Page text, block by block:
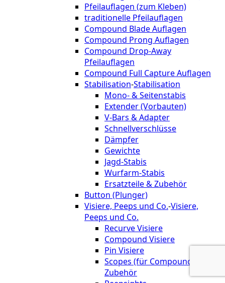
Pfeilauflagen (zum Kleben)
traditionelle Pfeilauflagen
Compound Blade Auflagen
Compound Prong Auflagen
Compound Drop-Away
Pfeilauflagen
Compound Full Capture Auflagen
Stabilisation-Stabilisation
Mono- & Seitenstabis
Extender (Vorbauten)
V-Bars & Adapter
Schnellverschlüsse
Dämpfer
Gewichte
Jagd-Stabis
Wurfarm-Stabis
Ersatzteile & Zubehör
Button (Plunger)
Visiere, Peeps und Co.-Visiere,
Peeps und Co.
Recurve Visiere
Compound Visiere
Pin Visiere
Scopes (für Compound) &
Zubehör